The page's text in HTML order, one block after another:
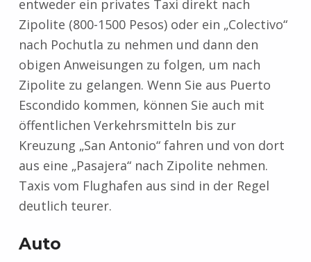
entweder ein privates Taxi direkt nach
Zipolite (800-1500 Pesos) oder ein „Colectivo“
nach Pochutla zu nehmen und dann den
obigen Anweisungen zu folgen, um nach
Zipolite zu gelangen. Wenn Sie aus Puerto
Escondido kommen, können Sie auch mit
öffentlichen Verkehrsmitteln bis zur
Kreuzung „San Antonio“ fahren und von dort
aus eine „Pasajera“ nach Zipolite nehmen.
Taxis vom Flughafen aus sind in der Regel
deutlich teurer.
Auto